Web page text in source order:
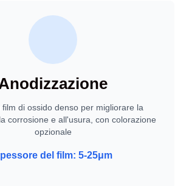
film di ossido denso per migliorare la
corrosione e all'usura, con colorazione
opzionale
del film: 5-25μm